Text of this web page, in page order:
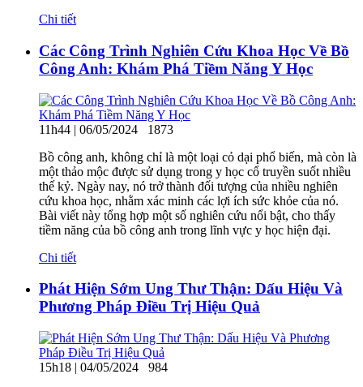
Chi tiết
Các Công Trình Nghiên Cứu Khoa Học Về Bồ
Công Anh: Khám Phá Tiềm Năng Y Học
11h44 | 06/05/2024 1873
Bồ công anh, không chỉ là một loại cỏ dại phổ biến, mà còn là
một thảo mộc được sử dụng trong y học cổ truyền suốt nhiều
thế kỷ. Ngày nay, nó trở thành đối tượng của nhiều nghiên
cứu khoa học, nhằm xác minh các lợi ích sức khỏe của nó.
Bài viết này tổng hợp một số nghiên cứu nổi bật, cho thấy
tiềm năng của bồ công anh trong lĩnh vực y học hiện đại.
Chi tiết
Phát Hiện Sớm Ung Thư Thận: Dấu Hiệu Và
Phương Pháp Điều Trị Hiệu Quả
15h18 | 04/05/2024 984